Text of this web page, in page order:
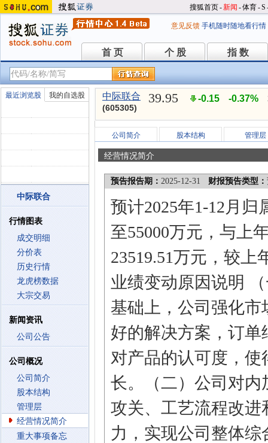
搜狐首页-新闻 -体育-S
意见反馈 手机随时随地看行情
首 页
首 页 个 股
个 股 指 数
指 数
最近浏览股 我的自选股
中际联合
行情图表
成交明细
分价表
历史行情
龙虎榜数据
大宗交易
新闻资讯
公司公告
公司概况
公司简介
股本结构
管理层
经营情况简介
重大事项备忘
中际联合
(605305)
39.95 -0.15 -0.37%
公司简介 股本结构 管理层
经营情况简介
预告报告期： 2025-12-31 财报预告类型：
预计2025年1-12月
至55000万元，与上
23519.51万元，较上
业绩变动原因说明
基础上，公司强化
好的解决方案，订
对产品的认可度，
长。（二）公司对
攻关、工艺流程改
力，实现公司整体